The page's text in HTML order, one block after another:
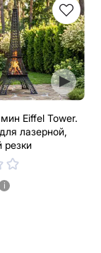
Eiffel Tower.
лазерной,
резки
i